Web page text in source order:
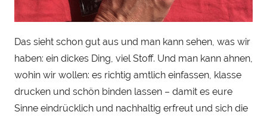
Das sieht schon gut aus und man kann sehen, was wir
haben: ein dickes Ding, viel Stoff. Und man kann ahnen,
wohin wir wollen: es richtig amtlich einfassen, klasse
drucken und schön binden lassen – damit es eure
Sinne eindrücklich und nachhaltig erfreut und sich die